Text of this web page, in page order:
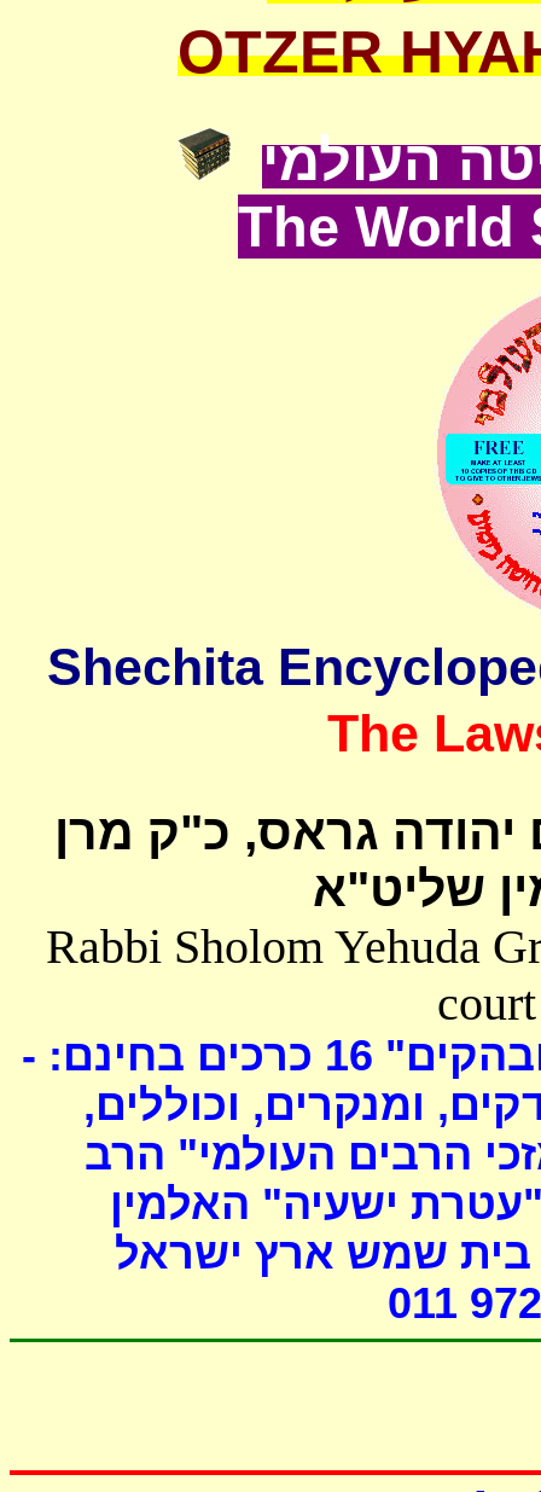
OTZER
העולמי
The World
The
גראס, כ"ק מרן
שליט"א
Rabbi Sholom Yehuda
כרכים בחינם: -
ומנקרים, וכוללים,
הרבים העולמי" הרב
ישעיה" האלמין
שמש ארץ ישראל
011